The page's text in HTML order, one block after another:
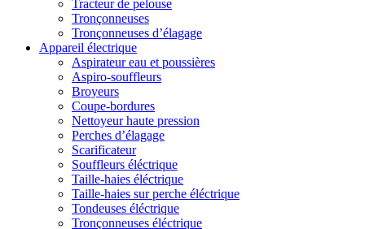
Tracteur de pelouse
Tronçonneuses
Tronçonneuses d’élagage
Appareil électrique
Aspirateur eau et poussières
Aspiro-souffleurs
Broyeurs
Coupe-bordures
Nettoyeur haute pression
Perches d’élagage
Scarificateur
Souffleurs éléctrique
Taille-haies éléctrique
Taille-haies sur perche éléctrique
Tondeuses éléctrique
Tronçonneuses éléctrique